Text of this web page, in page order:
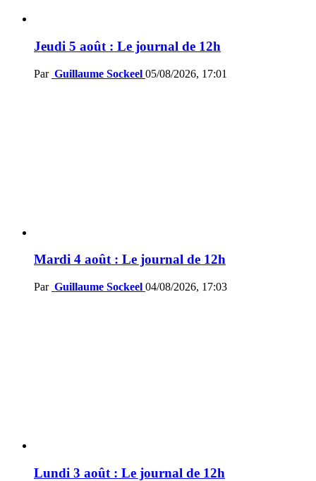
Jeudi 5 août : Le journal de 12h
Par Guillaume Sockeel 05/08/2026, 17:01
Mardi 4 août : Le journal de 12h
Par Guillaume Sockeel 04/08/2026, 17:03
Lundi 3 août : Le journal de 12h